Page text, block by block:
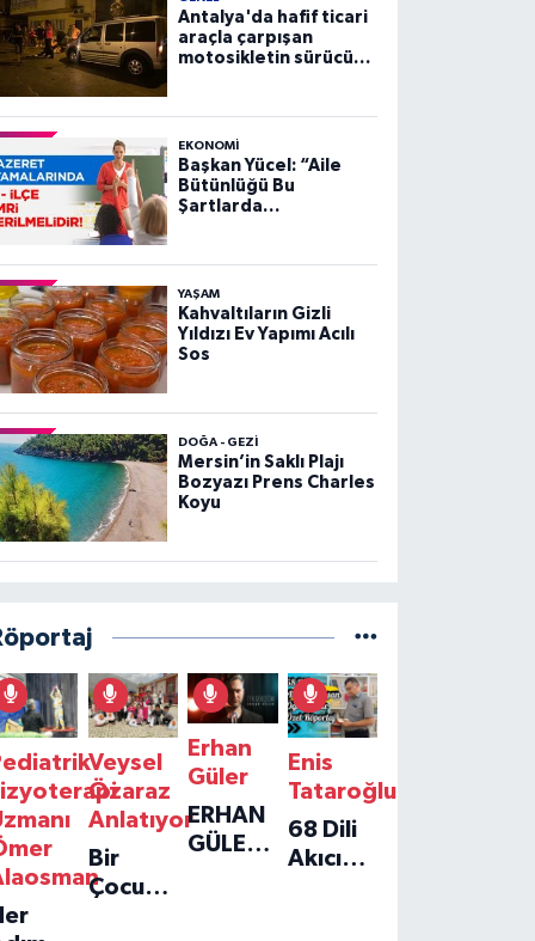
Antalya'da hafif ticari
araçla çarpışan
motosikletin sürücüsü
EKONOMI
Başkan Yücel: “Aile
Bütünlüğü Bu
Şartlarda
YAŞAM
Kahvaltıların Gizli
Yıldızı Ev Yapımı Acılı
Sos
DOĞA - GEZI
Mersin’in Saklı Plajı
Bozyazı Prens Charles
Koyu
Veysel
Özaraz
Anlatıyor
Bir
Çocuğun
Erhan
Güler
ERHAN
GÜLER'IN
Enis
Tataroğlu
68 Dili
Akıcı